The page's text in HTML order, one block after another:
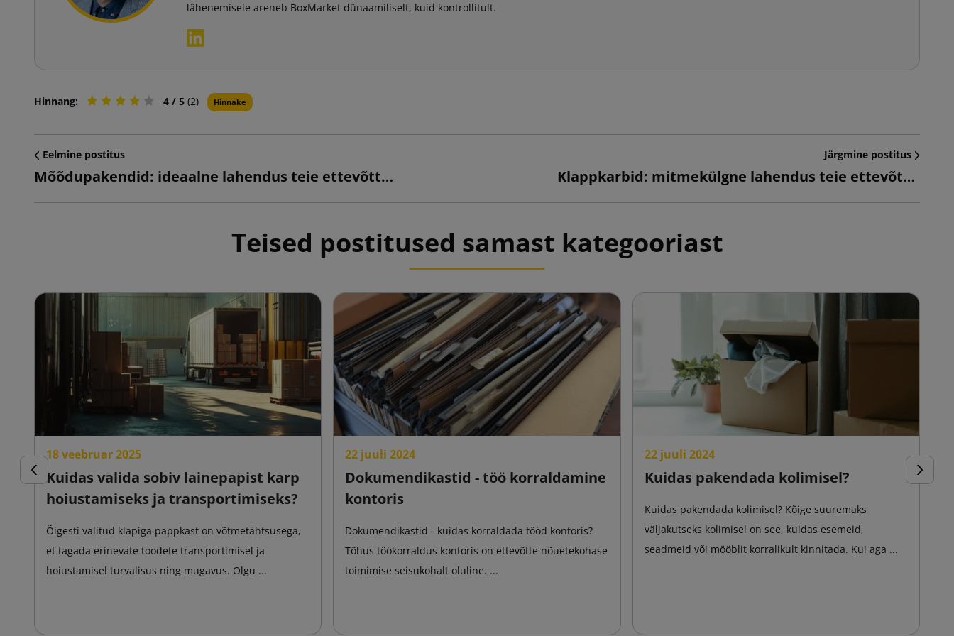
lähenemisele areneb BoxMarket dünaamiliselt, kuid kontrollitult.
Hinnang: 4 / 5 (2) Hinnake
Eelmine postitus
Mõõdupakendid: ideaalne lahendus teie ettevõttele
Järgmine postitus
Klappkarbid: mitmekülgne lahendus teie ettevõttele
Teised postitused samast kategooriast
Eelmine
18 veebruar 2025
Kuidas valida sobiv lainepapist karp
hoiustamiseks ja transportimiseks?
Õigesti valitud klapiga pappkast on võtmetähtsusega,
et tagada erinevate toodete transportimisel ja
hoiustamisel turvalisus ning mugavus. Olgu ...
22 juuli 2024
Dokumendikastid - töö korraldamine
kontoris
Dokumendikastid - kuidas korraldada tööd kontoris?
Tõhus töökorraldus kontoris on ettevõtte nõuetekohase
toimimise seisukohalt oluline. ...
22 juuli 2024
Kuidas pakendada kolimisel?
Kuidas pakendada kolimisel? Kõige suuremaks
väljakutseks kolimisel on see, kuidas esemeid,
seadmeid või mööblit korralikult kinnitada. Kui aga ...